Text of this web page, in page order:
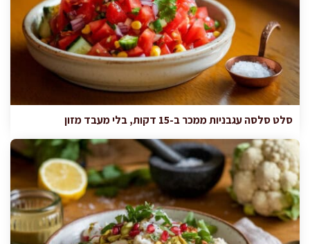
סלט סלסה עגבניות ממכר ב-15 דקות, בלי מעבד מזון